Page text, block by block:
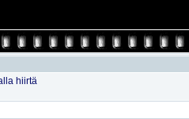
hiirtä